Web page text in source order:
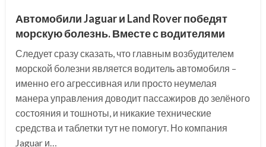
Автомобили Jaguar и Land Rover победят
морскую болезнь. Вместе с водителями
Следует сразу сказать, что главным возбудителем
морской болезни является водитель автомобиля –
именно его агрессивная или просто неумелая
манера управления доводит пассажиров до зелёного
состояния и тошноты, и никакие технические
средства и таблетки тут не помогут. Но компания
Jaguar и…